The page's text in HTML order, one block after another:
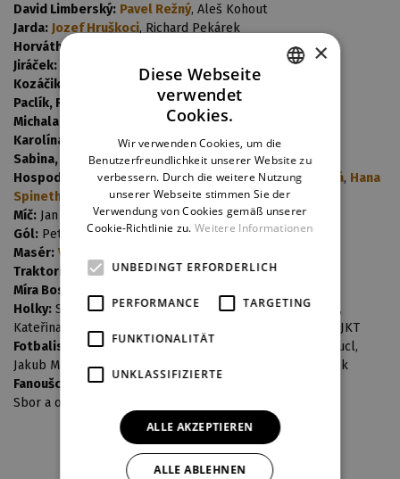
David Limberský: Pavel Režný, Aleš Kohout
Jarda: Jozef Hruškoci, Richard Pekárek
Horváth:
Jiráček:
Lukáš Ondruš
Kozáčik:
Adam Rezner
Paclík, Rozhodčí:
Roman Krebs, Miro Grisa
Michala (Limberská):
Kateřina Chrenková
Karolína:
Kateřina Herčíková
Sabina, Penalta: Kristýna Bečvářová
Hospodská Mamina, Liga: Venuše Zaoralová Dvořáková, Hana
Spinethová
Míč: Jan Kaleja
Gól: Petr Ryšavý
Masér: Václav Kolář
Traktorista:
Evžen Engler
Míra Bosák:
Holky: Simona Lebedová,Lucie Zvoníková, Jana Kalinská,
Kateřina Steinerová, Andrea Svobodová, a dámy baletu DJKT
Fotbalisté a fanoušci: Jan Čížek, Daniel Frídel, Martin Hucl,
Jakub Moulis, Petr Sattler, Stanislav Tynkl, Stanislav Velík
Fanoušci:
Monika Opalecká
Sbor a orchestr souboru muzikálu a operety DJKT
GERMAN
×
Diese Webseite
verwendet
Cookies.
Wir verwenden Cookies, um die
Benutzerfreundlichkeit unserer Website zu
verbessern. Durch die weitere Nutzung
unserer Webseite stimmen Sie der
Verwendung von Cookies gemäß unserer
Cookie-Richtlinie zu. Weitere Informationen
UNBEDINGT ERFORDERLICH
PERFORMANCE TARGETING
FUNKTIONALITÄT
UNKLASSIFIZIERTE
ALLE AKZEPTIEREN
ALLE ABLEHNEN